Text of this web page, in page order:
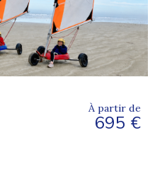
À partir de
695 €